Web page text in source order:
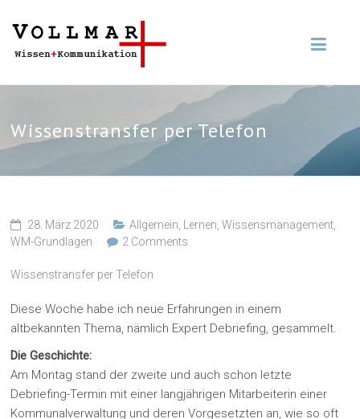
Wissenstransfer per Telefon
28. März 2020 Allgemein Lernen ,Wissensmanagement
WM-Grundlagen
2 Comments
Wissenstransfer per Telefon
Diese Woche habe ich neue Erfahrungen in einem
altbekannten Thema, nämlich Expert Debriefing, gesammelt.
Die Geschichte:
Am Montag stand der zweite und auch schon letzte
Debriefing-Termin mit einer langjährigen Mitarbeiterin einer
Kommunalverwaltung und deren Vorgesetzten an, wie so oft